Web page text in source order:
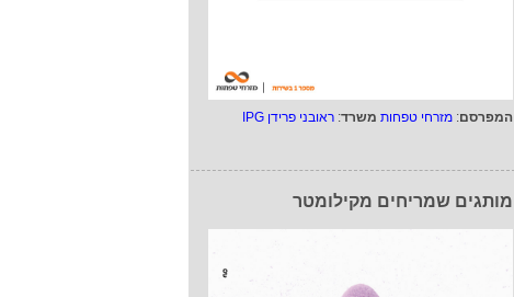
המפרסם: מזרחי טפחות משרד: ראובני פרידן IPG
מותגים שמריחים מקילומטר